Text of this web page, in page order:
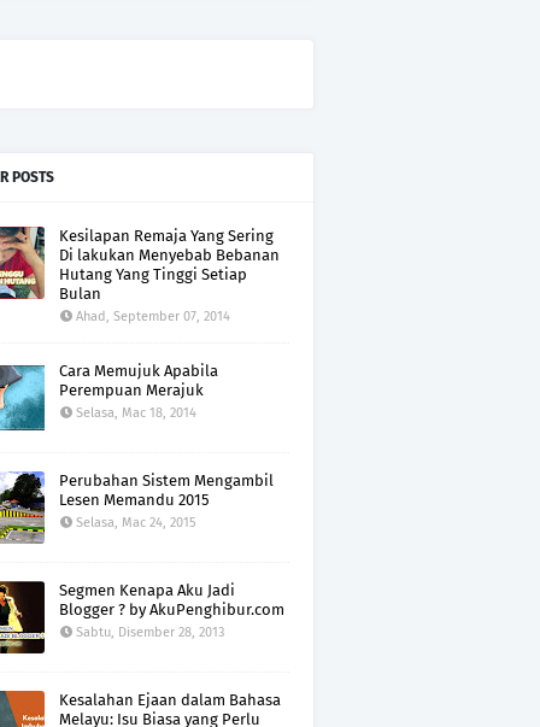
POSTS
Kesilapan Remaja Yang Sering
Di lakukan Menyebab Bebanan
Hutang Yang Tinggi Setiap
Bulan
Ahad, September 07, 2014
Cara Memujuk Apabila
Perempuan Merajuk
Selasa, Mac 18, 2014
Perubahan Sistem Mengambil
Lesen Memandu 2015
Selasa, Mac 24, 2015
Segmen Kenapa Aku Jadi
Blogger ? by AkuPenghibur.com
Sabtu, Disember 28, 2013
Kesalahan Ejaan dalam Bahasa
Melayu: Isu Biasa yang Perlu